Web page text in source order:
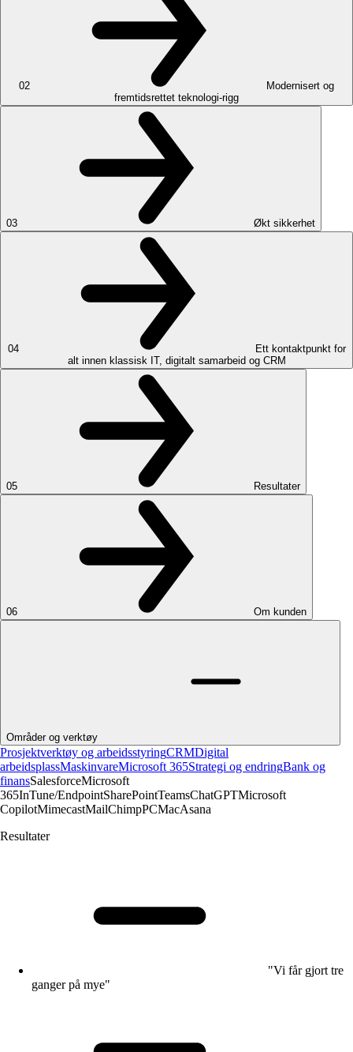
02
Modernisert og
fremtidsrettet teknologi-rigg
03 Økt sikkerhet
04
Ett kontaktpunkt for
alt innen klassisk IT, digitalt samarbeid og CRM
05 Resultater
06 Om kunden
Områder og verktøy
Prosjektverktøy og arbeidsstyringCRMDigital
arbeidsplassMaskinvareMicrosoft 365Strategi og endringBank og
finansSalesforceMicrosoft
365InTune/EndpointSharePointTeamsChatGPTMicrosoft
CopilotMimecastMailChimpPCMacAsana
Resultater
"Vi får gjort tre
ganger på mye"